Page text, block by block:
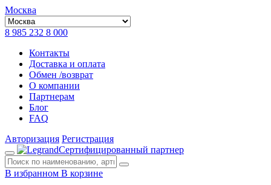
Москва
8 985 232 8 000
Контакты
Доставка и оплата
Обмен /возврат
О компании
Партнерам
Блог
FAQ
Авторизация Регистрация
Сертифицированный партнер
В избранном В корзине